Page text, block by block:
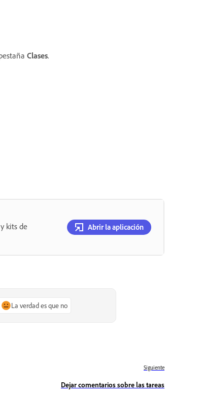
Clases.
kits de
Abrir la aplicación
La verdad es que no
Siguiente
Dejar comentarios sobre las tareas